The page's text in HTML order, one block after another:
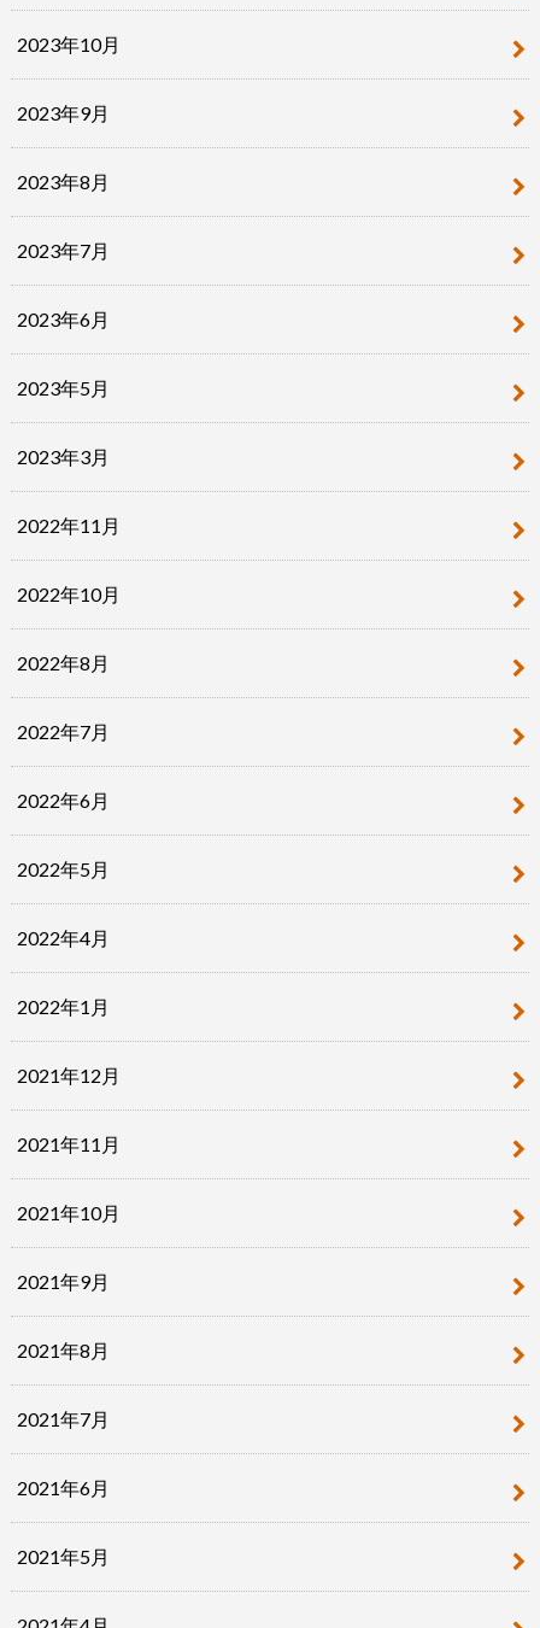
2023年10月
2023年9月
2023年8月
2023年7月
2023年6月
2023年5月
2023年3月
2022年11月
2022年10月
2022年8月
2022年7月
2022年6月
2022年5月
2022年4月
2022年1月
2021年12月
2021年11月
2021年10月
2021年9月
2021年8月
2021年7月
2021年6月
2021年5月